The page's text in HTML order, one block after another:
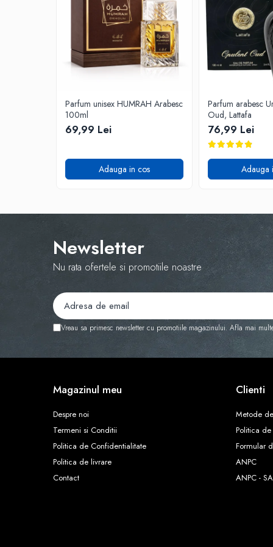
Parfum unisex HUMRAH Arabesc
100ml
69,99 Lei
Adauga in cos
Parfum arabesc
Oud, Lattafa
76,99 Lei
Adauga
Newsletter
Nu rata ofertele si promotiile noastre
Vreau sa primesc newsletter cu promotiile magazinului. Afla mai
Magazinul meu
Despre noi
Termeni si Conditii
Politica de Confidentialitate
Politica de livrare
Contact
Clienti
Metode
Politica de
Formular
ANPC
ANPC -